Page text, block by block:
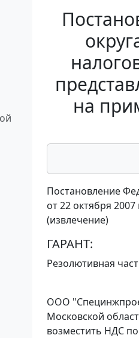
на
Постановление
от 22 октября
(извлечение)
ГАРАНТ:
Резолютивная
ООО
Московской
возместить НДС